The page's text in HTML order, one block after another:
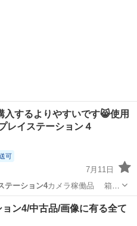
入するよりやすいです😸使用
レイステーション４
可
7月11日
テーション4カメラ稼働品 箱、
その他
ン4/中古品/画像に有る全て